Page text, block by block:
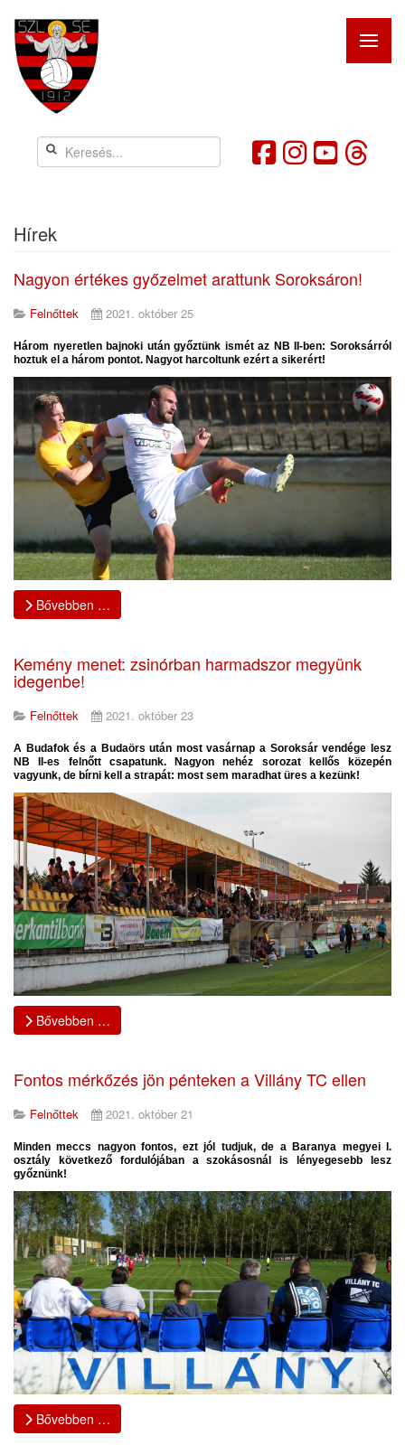
Hírek
Nagyon értékes győzelmet arattunk Soroksáron!
Felnőttek 2021. október 25
Három nyeretlen bajnoki után győztünk ismét az NB II-ben: Soroksárról
hoztuk el a három pontot. Nagyot harcoltunk ezért a sikerért!
Bővebben …
Kemény menet: zsinórban harmadszor megyünk
idegenbe!
Felnőttek 2021. október 23
A Budafok és a Budaörs után most vasárnap a Soroksár vendége lesz
NB II-es felnőtt csapatunk. Nagyon nehéz sorozat kellős közepén
vagyunk, de bírni kell a strapát: most sem maradhat üres a kezünk!
Bővebben …
Fontos mérkőzés jön pénteken a Villány TC ellen
Felnőttek 2021. október 21
Minden meccs nagyon fontos, ezt jól tudjuk, de a Baranya megyei I.
osztály következő fordulójában a szokásosnál is lényegesebb lesz
győznünk!
Bővebben …